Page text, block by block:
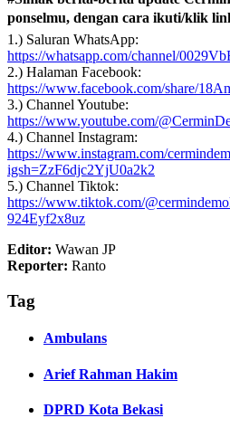
ponselmu, dengan cara ikuti/klik
1.) Saluran WhatsApp:
https://whatsapp.com/channel/
2.) Halaman Facebook:
https://www.facebook.com/share/
3.) Channel Youtube:
https://www.youtube.com/
4.) Channel Instagram:
https://www.instagram.com/
igsh=ZzF6djc2YjU0a2k2
5.) Channel Tiktok:
https://www.tiktok.com/
924Eyf2x8uz
Editor: Wawan JP
Reporter: Ranto
Tag
Ambulans
Arief Rahman Hakim
DPRD Kota Bekasi